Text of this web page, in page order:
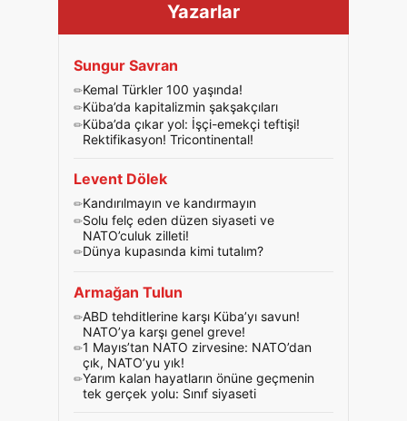
Yazarlar
Sungur Savran
Kemal Türkler 100 yaşında!
Küba’da kapitalizmin şakşakçıları
Küba’da çıkar yol: İşçi-emekçi teftişi!
Rektifikasyon! Tricontinental!
Levent Dölek
Kandırılmayın ve kandırmayın
Solu felç eden düzen siyaseti ve
NATO’culuk zilleti!
Dünya kupasında kimi tutalım?
Armağan Tulun
ABD tehditlerine karşı Küba’yı savun!
NATO’ya karşı genel greve!
1 Mayıs’tan NATO zirvesine: NATO’dan
çık, NATO’yu yık!
Yarım kalan hayatların önüne geçmenin
tek gerçek yolu: Sınıf siyaseti